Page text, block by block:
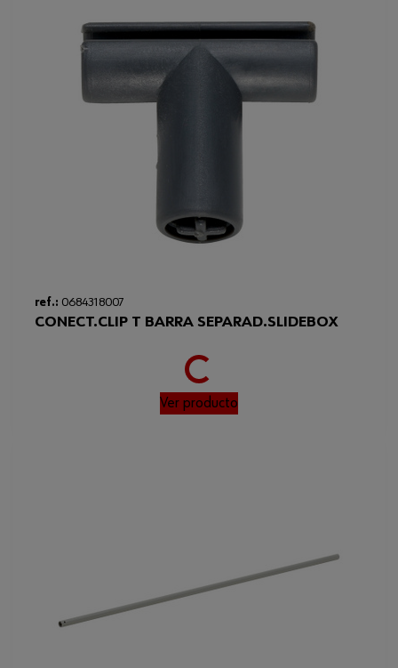
ref.: 0684318007
CONECT.CLIP T BARRA SEPARAD.SLIDEBOX
Loading...
Ver producto